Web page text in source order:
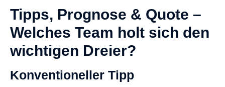
Tipps, Prognose & Quote –
Welches Team holt sich den
wichtigen Dreier?
Konventioneller Tipp